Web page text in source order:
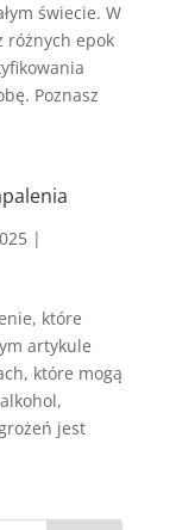
świecie. W
różnych epok
Poznasz
|
które
artykule
które mogą
jest